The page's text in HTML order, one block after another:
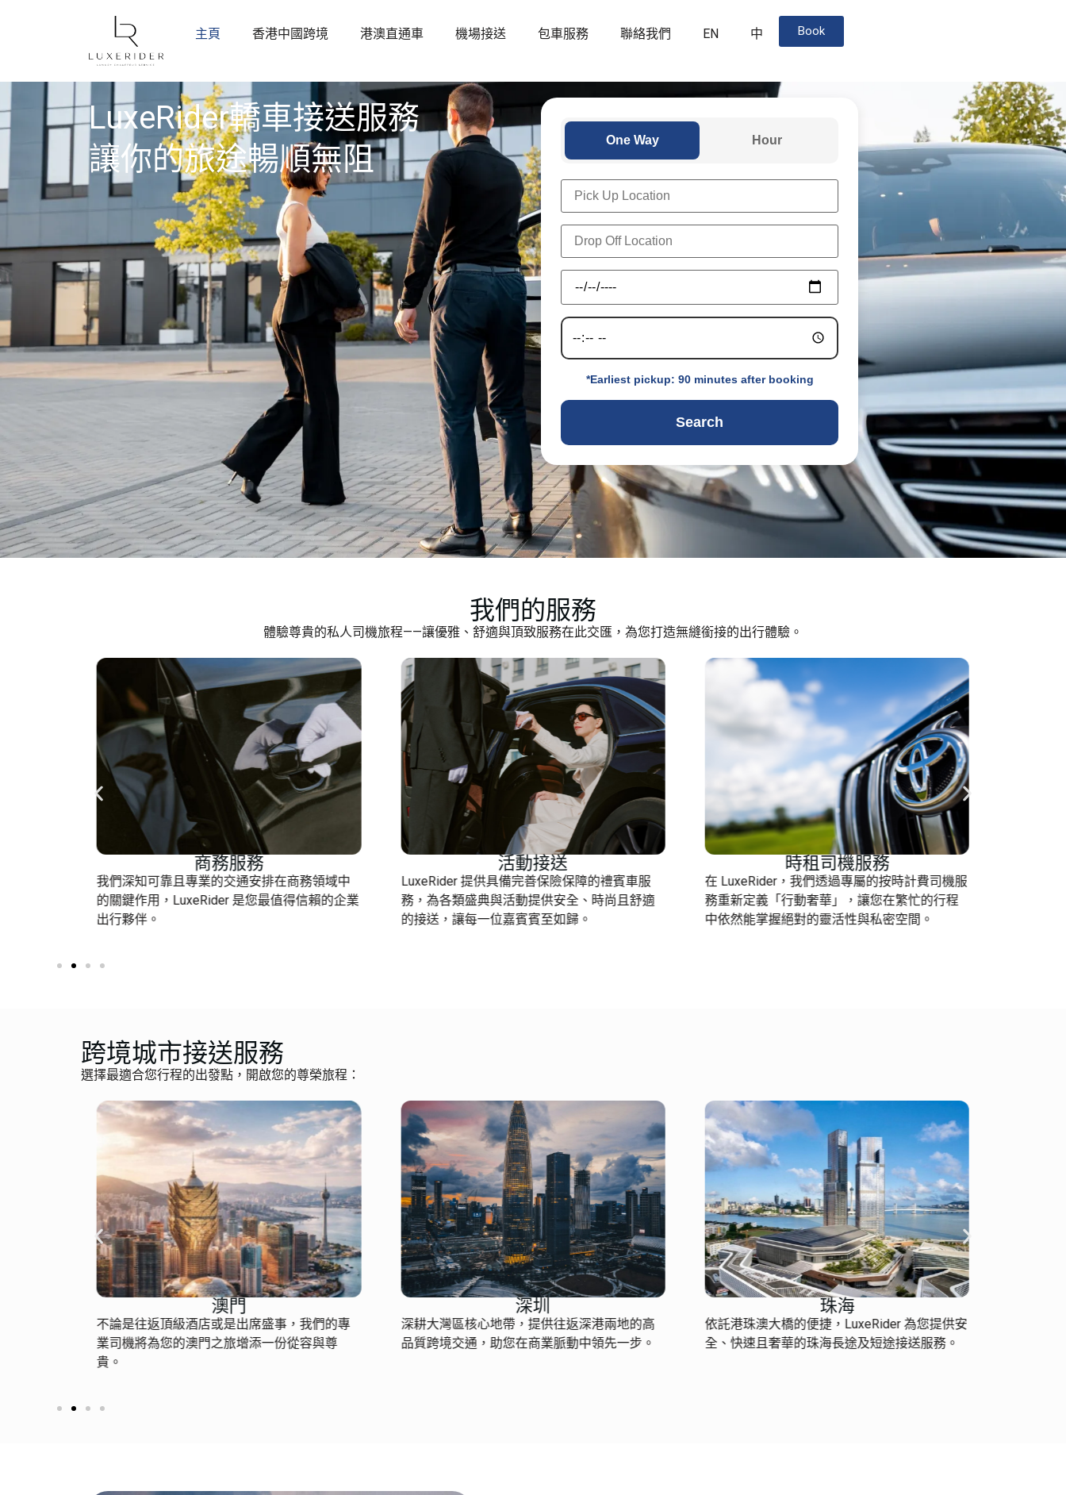
主頁 香港中國跨境 港澳直通車 機場接送 包車服務 聯絡我們 EN 中 Book
LuxeRider轎車接送服務
讓你的旅途暢順無阻
One Way Hour
*Earliest pickup: 90 minutes after booking
Search
我們的服務
體驗尊貴的私人司機旅程——讓優雅、舒適與頂致服務在此交匯，為您打造無縫銜接的出行體驗。
商務服務
我們深知可靠且專業的交通安排在商務領域中
的關鍵作用，LuxeRider 是您最值得信賴的企業
出行夥伴。
活動接送
LuxeRider 提供具備完善保險保障的禮賓車服
務，為各類盛典與活動提供安全、時尚且舒適
的接送，讓每一位嘉賓賓至如歸。
時租司機服務
在 LuxeRider，我們透過專屬的按時計費司機服
務重新定義「行動奢華」，讓您在繁忙的行程
中依然能掌握絕對的靈活性與私密空間。
跨境城市接送服務
選擇最適合您行程的出發點，開啟您的尊榮旅程：
澳門
不論是往返頂級酒店或是出席盛事，我們的專
業司機將為您的澳門之旅增添一份從容與尊
貴。
深圳
深耕大灣區核心地帶，提供往返深港兩地的高
品質跨境交通，助您在商業脈動中領先一步。
珠海
依託港珠澳大橋的便捷，LuxeRider 為您提供安
全、快速且奢華的珠海長途及短途接送服務。